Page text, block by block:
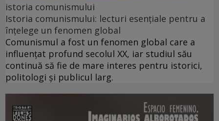
istoria comunismului
Istoria comunismului: lecturi esențiale pentru a
înțelege un fenomen global
Comunismul a fost un fenomen global care a
influențat profund secolul XX, iar studiul său
continuă să fie de mare interes pentru istorici,
politologi și publicul larg.